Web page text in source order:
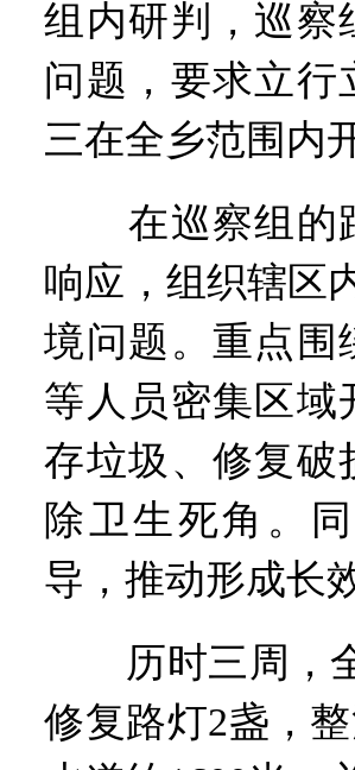
组内研判，巡察
问题，要求立行
三在全乡范围内
在巡察组的跟
响应，组织辖区
境问题。重点围
等人员密集区域
存垃圾、修复破
除卫生死角。
导，推动形成长
历时三周，全
修复路灯2盏，